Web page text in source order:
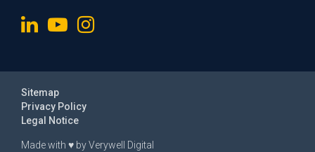
Made with ♥ byVerywell Digital
Legal Notice
Privacy Policy
Sitemap